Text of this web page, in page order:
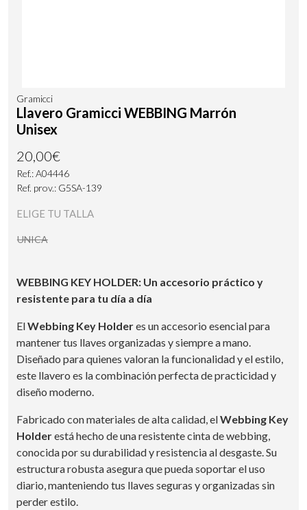
Gramicci
Llavero Gramicci WEBBING Marrón
Unisex
20,00€
Ref.: A04446
Ref. prov.: G5SA-139
ELIGE TU TALLA
UNICA
WEBBING KEY HOLDER: Un accesorio práctico y
resistente para tu día a día
ElWebbing Key Holderes un accesorio esencial para
mantener tus llaves organizadas y siempre a mano.
Diseñado para quienes valoran la funcionalidad y el estilo,
este llavero es la combinación perfecta de practicidad y
diseño moderno.
Fabricado con materiales de alta calidad, elWebbing Key
Holderestá hecho de una resistente cinta de webbing,
conocida por su durabilidad y resistencia al desgaste. Su
estructura robusta asegura que pueda soportar el uso
diario, manteniendo tus llaves seguras y organizadas sin
perder estilo.